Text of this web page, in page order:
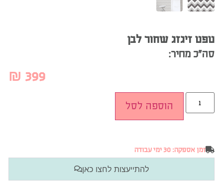
טפט זיגזג שחור לבן
סה”כ מחיר:
₪ 399
הוספה לסל
זמן אספקה: 30 ימי עבודה
להתייעצות לחצו כאן